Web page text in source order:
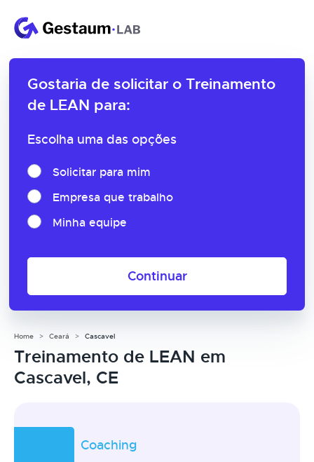
Gostaria de solicitar o Treinamento
de LEAN para:
Escolha uma das opções
Solicitar para mim
Empresa que trabalho
Minha equipe
Continuar
Home Ceará Cascavel
Treinamento de LEAN em
Cascavel, CE